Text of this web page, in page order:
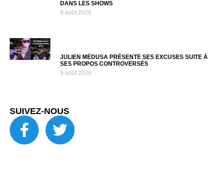
DANS LES SHOWS
9 août 2026
JULIEN MÉDUSA PRÉSENTE SES EXCUSES SUITE À
SES PROPOS CONTROVERSÉS
9 août 2026
SUIVEZ-NOUS